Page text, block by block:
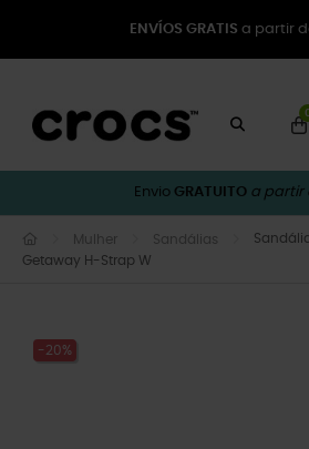
ENVÍOS GRATIS a partir
Envio GRATUITO a partir
Mulher Sandálias
Getaway H-Strap W
-20%